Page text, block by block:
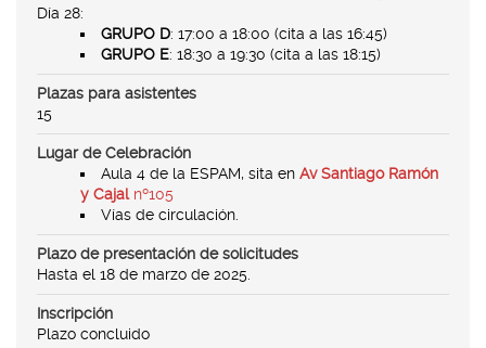
Día 28:
GRUPO D: 17:00 a 18:00 (cita a las 16:45)
GRUPO E: 18:30 a 19:30 (cita a las 18:15)
Plazas para asistentes
15
Lugar de Celebración
Aula 4 de la ESPAM, sita en Av Santiago Ramón
y Cajalnº105
Vías de circulación.
Plazo de presentación de solicitudes
Hasta el 18 de marzo de 2025.
Inscripción
Plazo concluido